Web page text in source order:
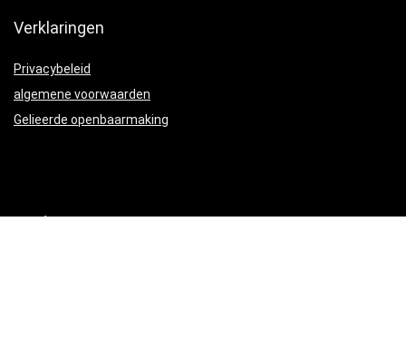
Verklaringen
Privacybeleid
algemene voorwaarden
Gelieerde openbaarmaking
Productcategorieën